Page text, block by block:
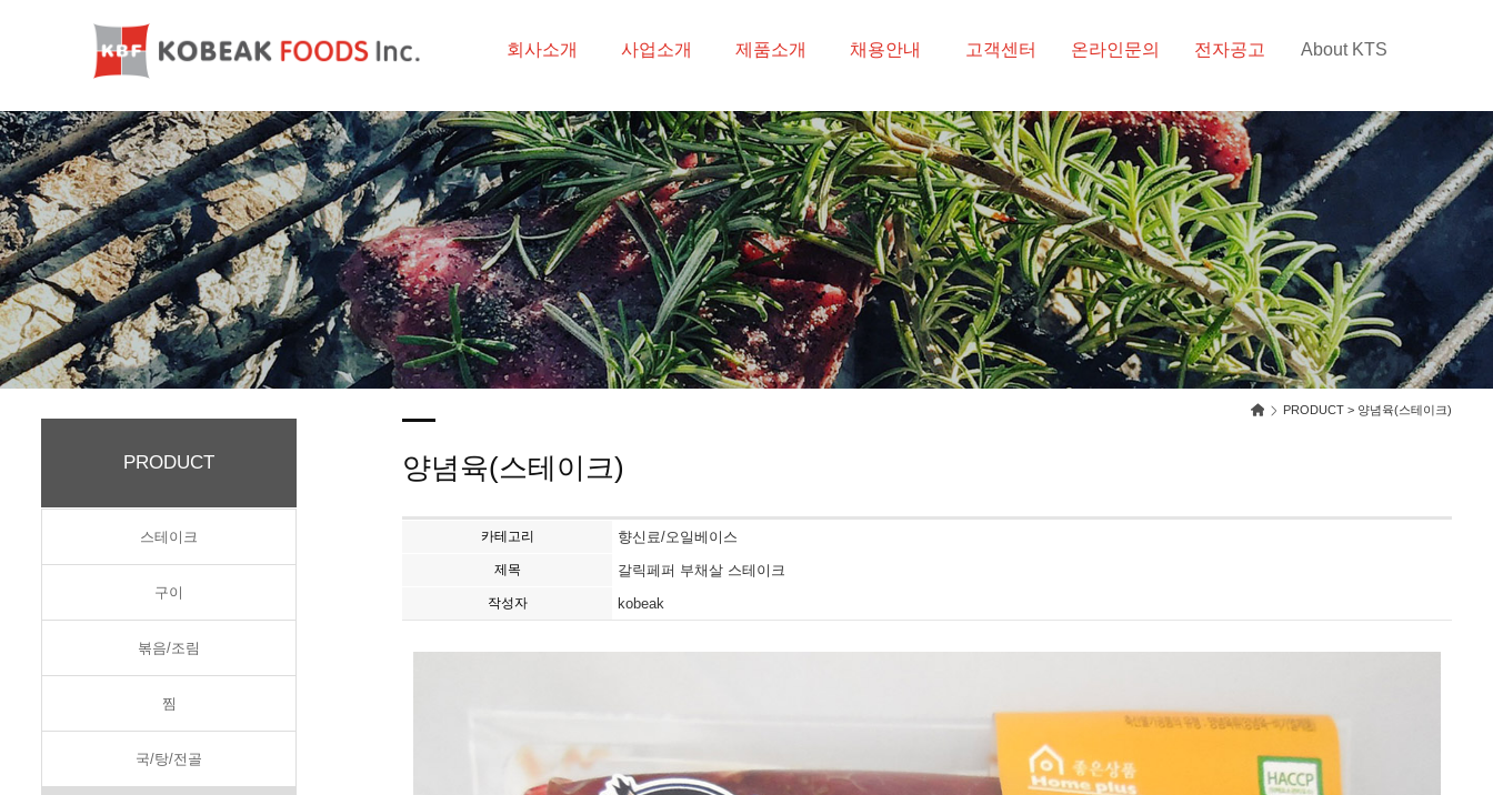
회사소개 사업소개 제품소개 채용안내 고객센터 온라인문의 전자공고 About KTS
PRODUCT > 양념육(스테이크)
PRODUCT
스테이크
구이
볶음/조림
찜
국/탕/전골
양념육(스테이크)
카테고리 향신료/오일베이스
제목 갈릭페퍼 부채살 스테이크
작성자 kobeak